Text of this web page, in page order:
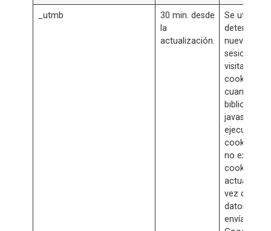
_utmb
30 min. desde
la
actualización.
Se utiliza
determinar
nuevas
sesiones /
visitas. La
cookie se
cuando la
biblioteca
javascript
ejecuta y
cookies
no existen.
cookie se
actualiza
vez que los
datos se
envían a